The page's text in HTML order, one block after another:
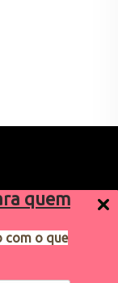
quem
com o que